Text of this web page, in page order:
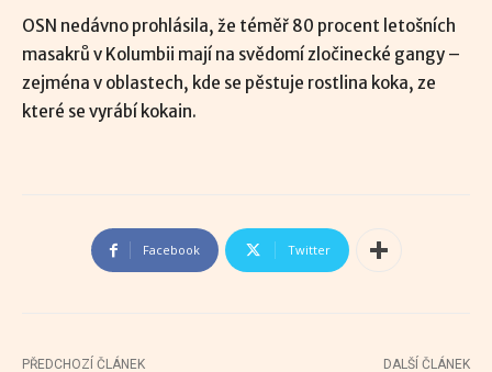
OSN nedávno prohlásila, že téměř 80 procent letošních
masakrů v Kolumbii mají na svědomí zločinecké gangy –
zejména v oblastech, kde se pěstuje rostlina koka, ze
které se vyrábí kokain.
Facebook Twitter
PŘEDCHOZÍ ČLÁNEK DALŠÍ ČLÁNEK